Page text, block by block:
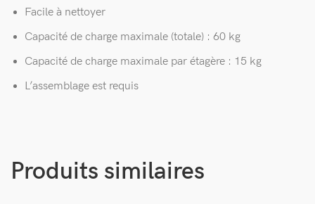
Facile à nettoyer
Capacité de charge maximale (totale) : 60 kg
Capacité de charge maximale par étagère : 15 kg
L’assemblage est requis
Produits similaires